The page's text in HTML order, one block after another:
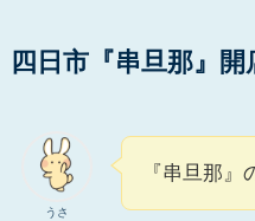
四日市『串旦那』開
うさ
『串旦那